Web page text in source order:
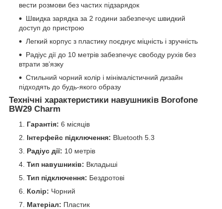
вести розмови без частих підзарядок
Швидка зарядка за 2 години забезпечує швидкий
доступ до пристрою
Легкий корпус з пластику поєднує міцність і зручність
Радіус дії до 10 метрів забезпечує свободу рухів без
втрати зв’язку
Стильний чорний колір і мінімалістичний дизайн
підходять до будь-якого образу
Технічні характеристики навушників Borofone
BW29 Charm
Гарантія: 6 місяців
Інтерфейс підключення: Bluetooth 5.3
Радіус дії: 10 метрів
Тип навушників: Вкладыші
Тип підключення: Бездротові
Колір: Чорний
Матеріал: Пластик